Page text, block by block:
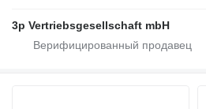
3p Vertriebsgesellschaft mbH